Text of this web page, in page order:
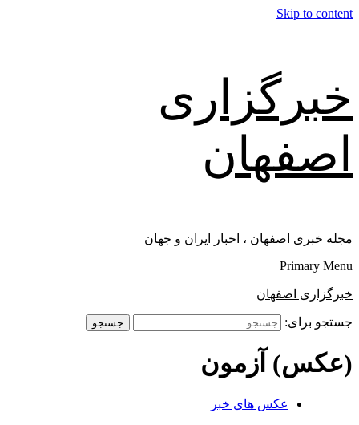
Skip to content
خبرگزاری
اصفهان
مجله خبری اصفهان ، اخبار ایران و جهان
Primary Menu
خبرگزاری اصفهان
جستجو برای:
(عکس) آزمون
عکس های خبر